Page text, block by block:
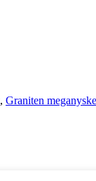
, Graniten